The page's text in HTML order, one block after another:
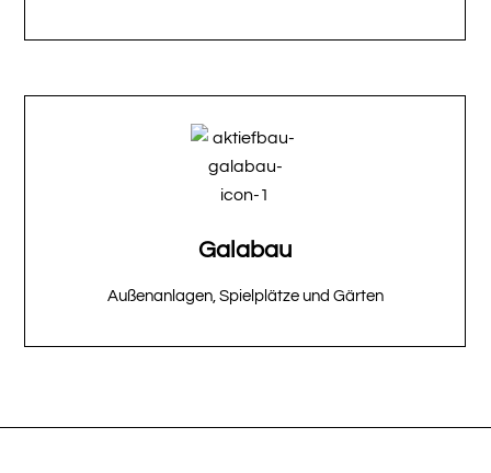
Galabau
Außenanlagen, Spielplätze und Gärten